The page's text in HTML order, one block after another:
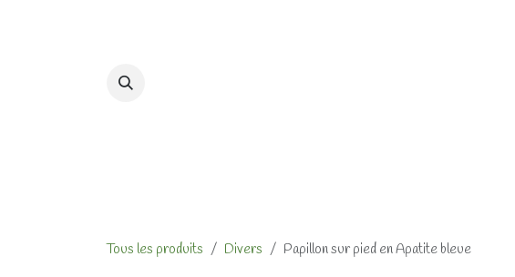
Tous les produits Divers Papillon sur pied en Apatite bleue